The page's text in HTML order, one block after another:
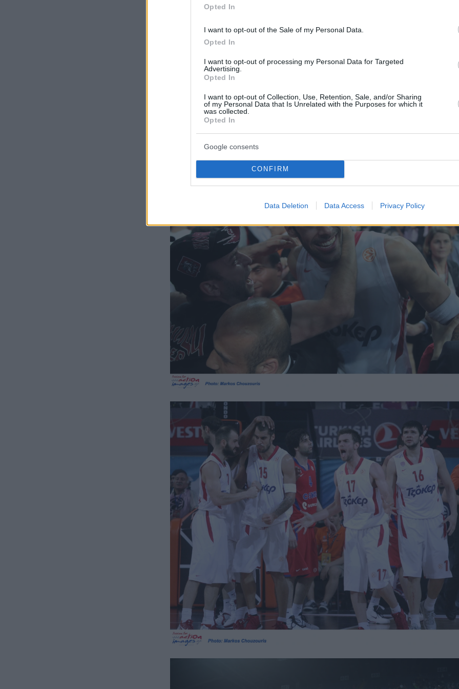
Opted In
I want to opt-out of the Sale of my Personal Data.
Opted In
I want to opt-out of processing my Personal Data for Targeted
Advertising.
Opted In
I want to opt-out of Collection, Use, Retention, Sale, and/or Sharing
of my Personal Data that Is Unrelated with the Purposes for which it
was collected.
Opted In
Google consents
CONFIRM
Data Deletion Data Access Privacy Policy